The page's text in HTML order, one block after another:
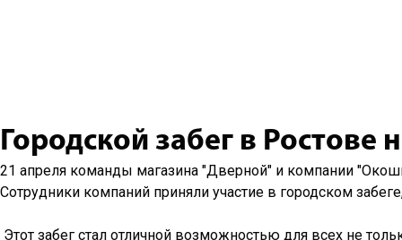
Городской забег в Ростове
21 апреля команды магазина "Дверной" и компании
Сотрудники компаний приняли участие в городском
Этот забег стал отличной возможностью для всех не